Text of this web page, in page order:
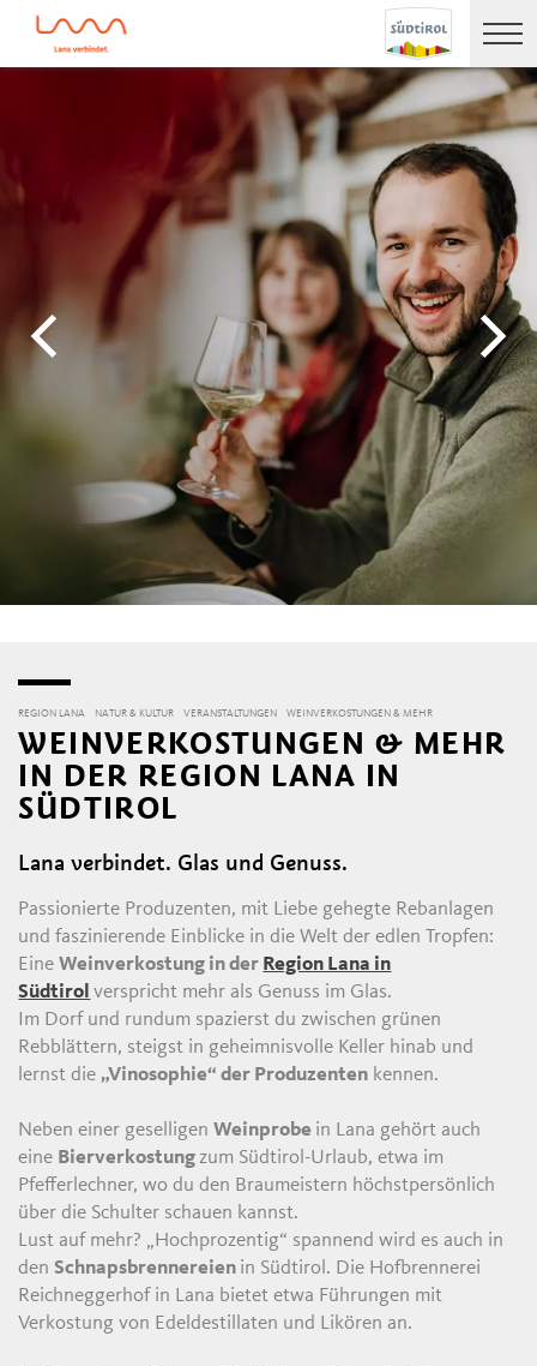
REGION LANA NATUR & KULTUR VERANSTALTUNGEN WEINVERKOSTUNGEN & MEHR
WEINVERKOSTUNGEN & MEHR
IN DER REGION LANA IN
SÜDTIROL
Lana verbindet. Glas und Genuss.
Passionierte Produzenten, mit Liebe gehegte Rebanlagen
und faszinierende Einblicke in die Welt der edlen Tropfen:
EineWeinverkostung in der Region Lana in
Südtirol verspricht mehr als Genuss im Glas.
Im Dorf und rundum spazierst du zwischen grünen
Rebblättern, steigst in geheimnisvolle Keller hinab und
lernst die„Vinosophie“ der Produzenten kennen.
Neben einer geselligenWeinprobe in Lana gehört auch
eine Bierverkostungzum Südtirol-Urlaub, etwa im
Pfefferlechner, wo du den Braumeistern höchstpersönlich
über die Schulter schauen kannst.
Lust auf mehr? „Hochprozentig“ spannend wird es auch in
denSchnapsbrennereien in Südtirol. Die Hofbrennerei
Reichneggerhof in Lana bietet etwa Führungen mit
Verkostung von Edeldestillaten und Likören an.